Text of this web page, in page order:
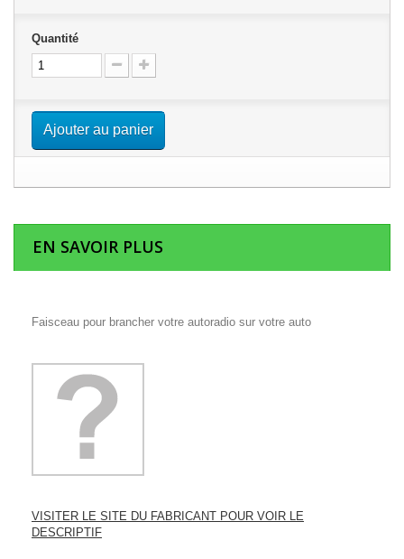
Quantité
Ajouter au panier
EN SAVOIR PLUS
Faisceau pour brancher votre autoradio sur votre auto
VISITER LE SITE DU FABRICANT POUR VOIR LE
DESCRIPTIF